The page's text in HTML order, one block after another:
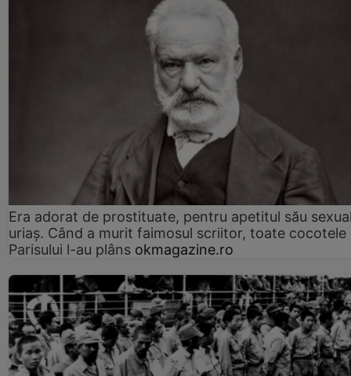
Era adorat de prostituate, pentru apetitul său
uriaș. Când a murit faimosul scriitor, toate cocotele
Parisului l-au plâns okmagazine.ro